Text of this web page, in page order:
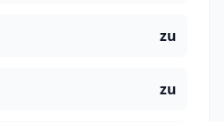
zu
zu